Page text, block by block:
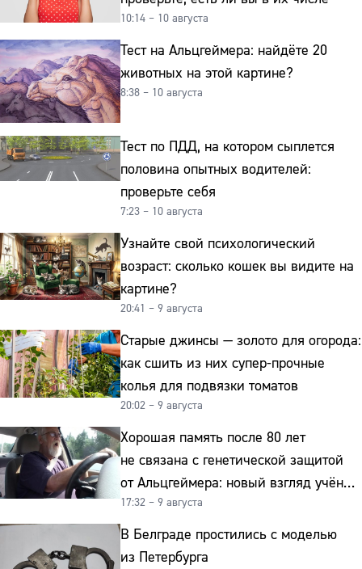
10:14 – 10 августа
Тест на Альцгеймера: найдёте 20
животных на этой картине?
8:38 – 10 августа
Тест по ПДД, на котором сыплется
половина опытных водителей:
проверьте себя
7:23 – 10 августа
Узнайте свой психологический
возраст: сколько кошек вы видите на
картине?
20:41 – 9 августа
Старые джинсы — золото для огорода:
как сшить из них супер-прочные
колья для подвязки томатов
20:02 – 9 августа
Хорошая память после 80 лет
не связана с генетической защитой
от Альцгеймера: новый взгляд учёных
на старение мозга
17:32 – 9 августа
В Белграде простились с моделью
из Петербурга